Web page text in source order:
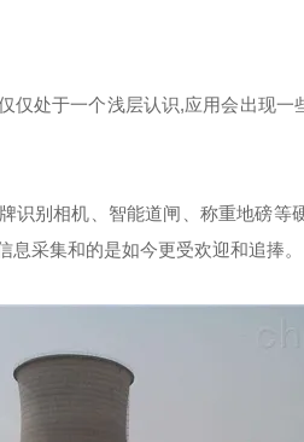
仅处于一个浅层认识,应用会出现
识别相机、智能道闸、称重地磅
采集和的是如今更受欢迎和追捧。